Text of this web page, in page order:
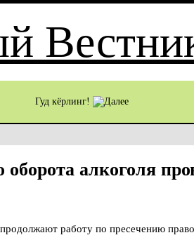
Гуд кёрлинг!
оборота алкоголя
работу по пресечению